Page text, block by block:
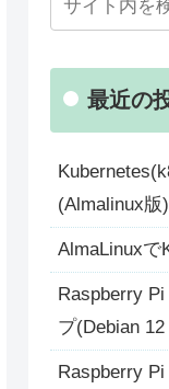
最近の
(Almalinux版)
AlmaLinuxで
Raspberry
プ(Debian
Raspberry